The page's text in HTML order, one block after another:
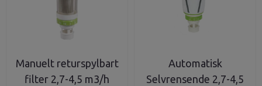
Manuelt returspylbart
filter 2,7-4,5 m3/h
Automatisk
Selvrensende 2,7-4,5